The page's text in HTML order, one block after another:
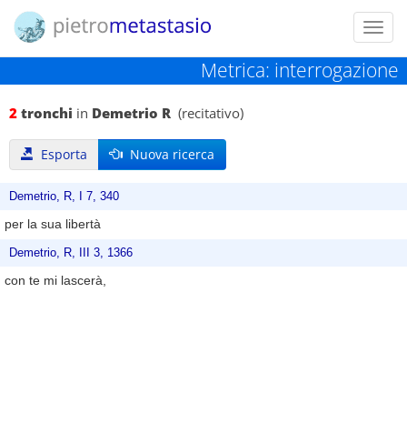
Metrica: interrogazione
2 tronchi in Demetrio R (recitativo)
Esporta Nuova ricerca
Demetrio, R, I 7, 340
per la sua libertà
Demetrio, R, III 3, 1366
con te mi lascerà,